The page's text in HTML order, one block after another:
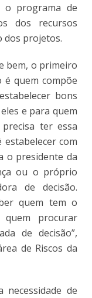
o programa de
dos recursos
dos projetos.
bem, o primeiro
é quem compõe
bons
e para quem
precisa ter essa
estabelecer com
o presidente da
ou o próprio
de decisão.
quem tem o
procurar
de decisão”,
de Riscos da
de